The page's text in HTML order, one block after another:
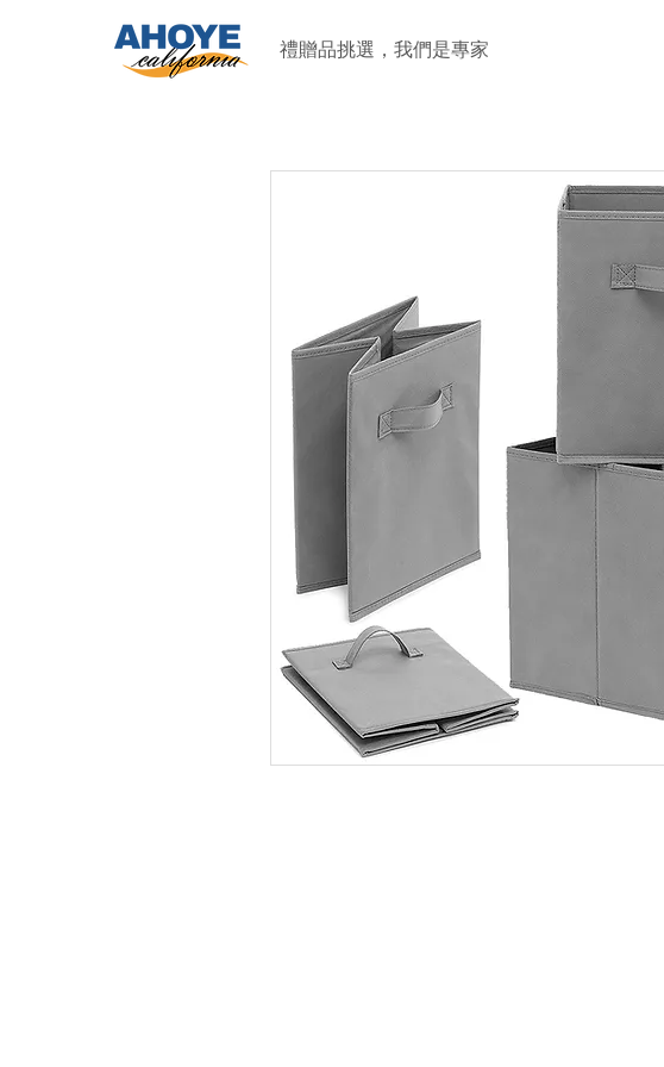
禮贈品挑選，我們是專家